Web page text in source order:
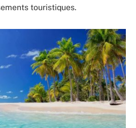
touristiques.